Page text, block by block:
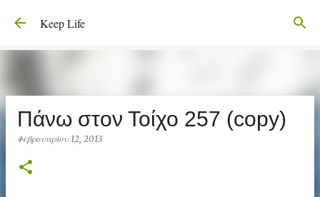
Μετάβαση στο κύριο περιεχόμενο
Keep Life
Πάνω στον Τοίχο 257 (copy)
Φεβρουαρίου 12, 2013